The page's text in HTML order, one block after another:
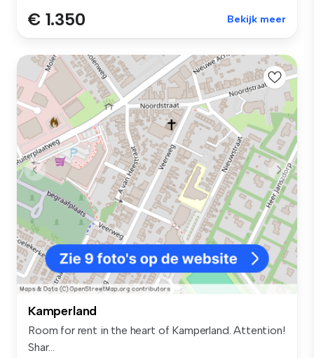
€ 1.350 Bekijk meer
Kamperland
Room for rent in the heart of Kamperland. Attention!
Shar...